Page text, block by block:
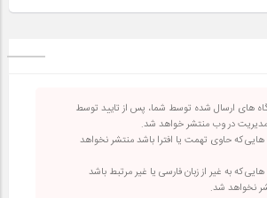
های ارسال شده توسط شما، پس از تایید توسط
مدیریت در وب منتشر خواهد شد.
هایی که حاوی تهمت یا افترا باشد منتشر نخواهد
هایی که به غیر از زبان فارسی یا غیر مرتبط باشد
نخواهد شد.